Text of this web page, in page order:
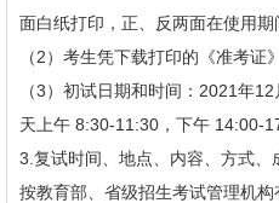
面白纸打印，正、反两面在使用期
（2）考生凭下载打印的《准考证
（3）初试日期和时间：2021年
天上午 8:30-11:30，下午 14:00-
3.复试时间、地点、内容、方式
按教育部、省级招生考试管理机